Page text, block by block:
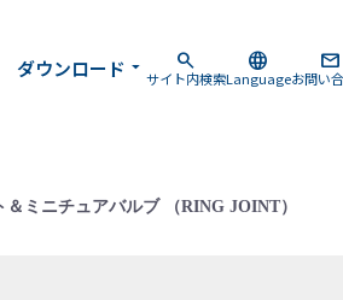
search
サイト内検索
language
Language
mail
お問い
ダウンロード arrow_drop_down
＆ミニチュアバルブ （RING JOINT）